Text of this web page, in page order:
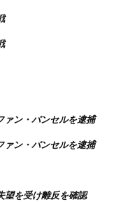
ァン・バンセルを逮捕
ァン・バンセルを逮捕
望を受け離反を確認